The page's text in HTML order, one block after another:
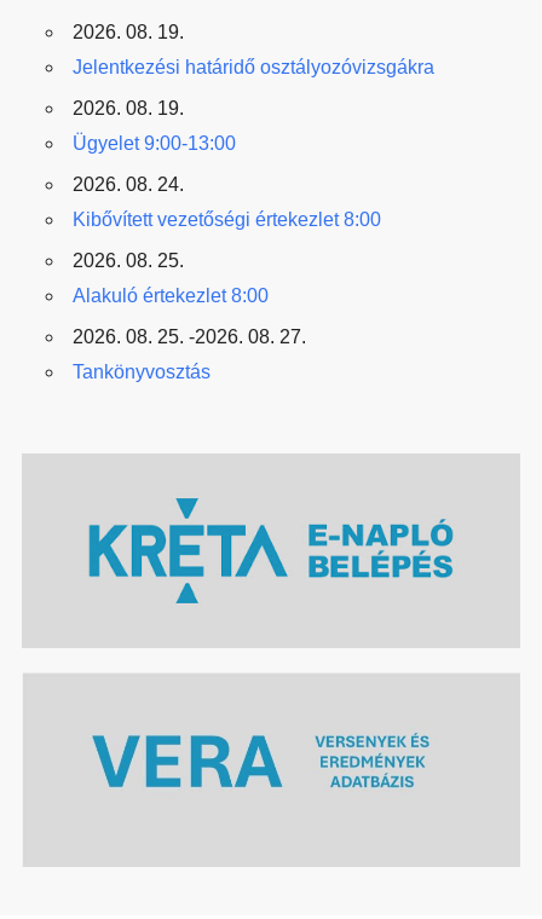
2026. 08. 19.
Jelentkezési határidő osztályozóvizsgákra
2026. 08. 19.
Ügyelet 9:00-13:00
2026. 08. 24.
Kibővített vezetőségi értekezlet 8:00
2026. 08. 25.
Alakuló értekezlet 8:00
2026. 08. 25. -2026. 08. 27.
Tankönyvosztás